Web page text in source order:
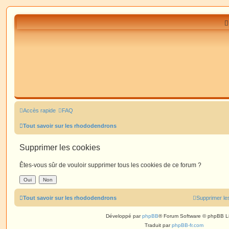
Accès rapide FAQ
Tout savoir sur les rhododendrons
Supprimer les cookies
Êtes-vous sûr de vouloir supprimer tous les cookies de ce forum ?
Tout savoir sur les rhododendrons Supprimer
Développé parphpBB® Forum Software © phpBB
Traduit parphpBB-fr.com